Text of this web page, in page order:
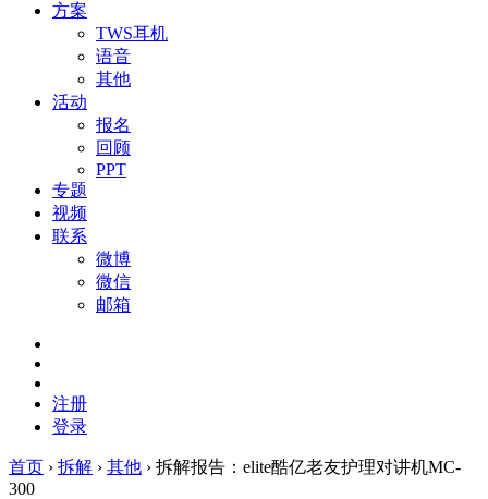
方案
TWS耳机
语音
其他
活动
报名
回顾
PPT
专题
视频
联系
微博
微信
邮箱
注册
登录
首页 › 拆解 › 其他 › 拆解报告：elite酷亿老友护理对讲机MC-
300